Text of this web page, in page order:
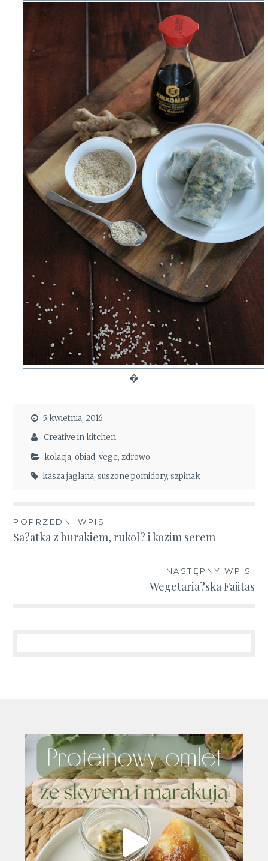
�
5 kwietnia, 2016
Creative in kitchen
kolacja,obiad,vege,zdrowo
kasza jaglana,suszone pomidory,szpinak
Nawigacja
wpisu
POPRZEDNI WPIS
Sa?atka z burakiem, rukol? i kozim serem
NASTĘPNY WPIS:
Wegetaria?ska Fajitas